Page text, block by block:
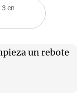
en
un rebote